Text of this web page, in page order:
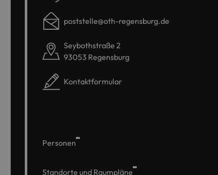
poststelle@oth-regensburg.de
Seybothstraße 2
93053 Regensburg
Kontaktformular
Personen
Standorte und Raumpläne